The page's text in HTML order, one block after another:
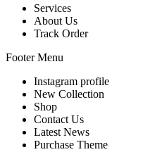
Services
About Us
Track Order
Footer Menu
Instagram profile
New Collection
Shop
Contact Us
Latest News
Purchase Theme